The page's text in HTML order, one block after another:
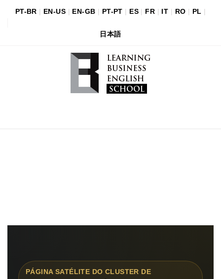
PT-BR | EN-US | EN-GB | PT-PT | ES | FR | IT | RO | PL |
日本語
PÁGINA SATÉLITE DO CLUSTER DE